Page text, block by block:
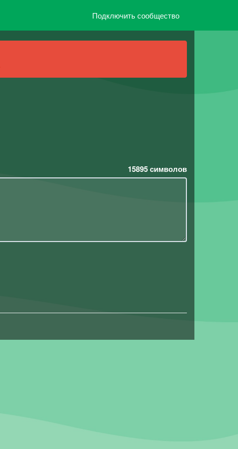
Подключить сообщество
15895символов